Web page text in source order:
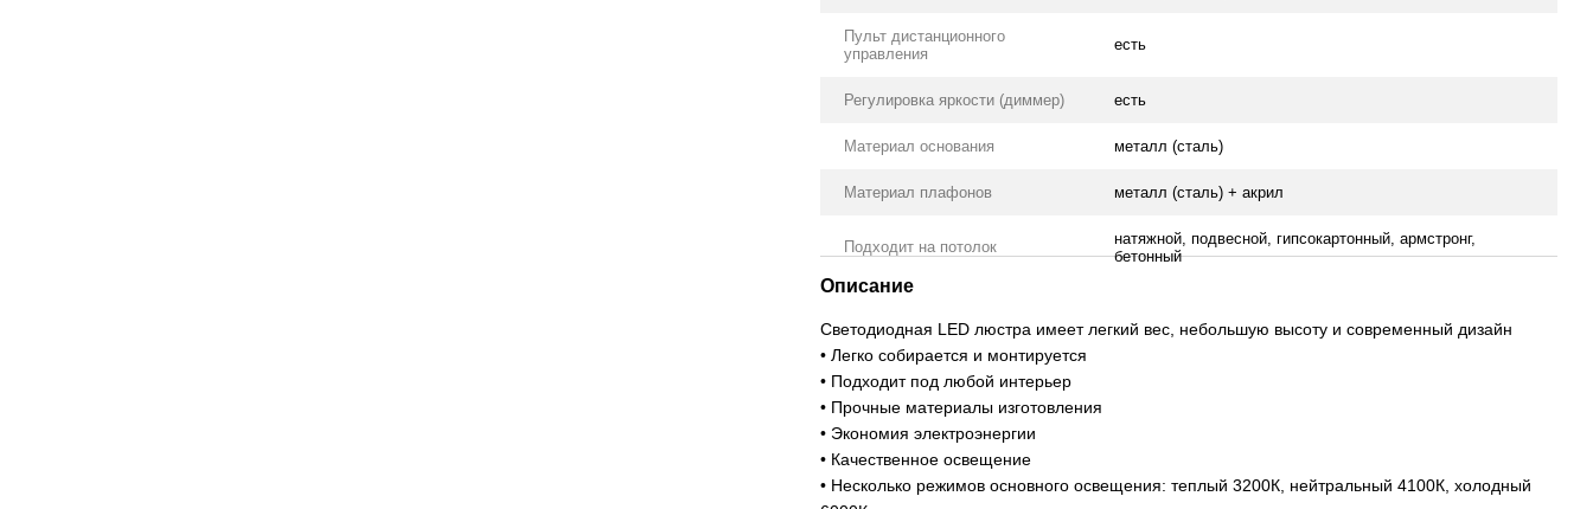
Пульт дистанционного
управления
есть
Регулировка яркости (диммер) есть
Материал основания металл (сталь)
Материал плафонов металл (сталь) + акрил
Подходит на потолок
натяжной, подвесной, гипсокартонный, армстронг,
бетонный
Описание
Светодиодная LED люстра имеет легкий вес, небольшую высоту и современный дизайн
• Легко собирается и монтируется
• Подходит под любой интерьер
• Прочные материалы изготовления
• Экономия электроэнергии
• Качественное освещение
• Несколько режимов основного освещения: теплый 3200К, нейтральный 4100К, холодный